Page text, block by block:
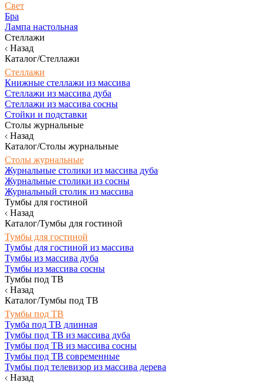
Свет
Бра
Лампа настольная
Стеллажи
Назад
Каталог/Стеллажи
Стеллажи
Книжные стеллажи из массива
Стеллажи из массива дуба
Стеллажи из массива сосны
Стойки и подставки
Столы журнальные
Назад
Каталог/Столы журнальные
Столы журнальные
Журнальные столики из массива дуба
Журнальные столики из сосны
Журнальный столик из массива
Тумбы для гостиной
Назад
Каталог/Тумбы для гостиной
Тумбы для гостиной
Тумбы для гостиной из массива
Тумбы из массива дуба
Тумбы из массива сосны
Тумбы под ТВ
Назад
Каталог/Тумбы под ТВ
Тумбы под ТВ
Тумба под ТВ длинная
Тумбы под ТВ из массива дуба
Тумбы под ТВ из массива сосны
Тумбы под ТВ современные
Тумбы под телевизор из массива дерева
Назад